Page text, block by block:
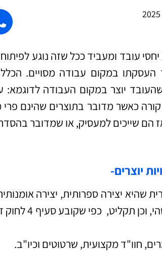
יחסי עובד ומעביד ככל שזה נוגע
העסקתו במקום עבודה מסויים.
יוצר במקום העבודה לדוגמא:
כאשר מדובר בתוצרים שהינם פרי
הם שייכים למעסיק, או שמדובר
יוצרים-
שהיא יצירה ספרותית, יצירה
יצירת מוסיקלית
חוו"ד מקצועית, שרטוטים וכיו"ב.